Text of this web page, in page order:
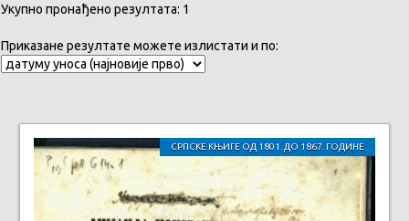
Укупно пронађено резултата: 1
Приказане резултате можете излистати и по:
СРПСКЕ КЊИГЕ ОД 1801. ДО 1867. ГОДИНЕ